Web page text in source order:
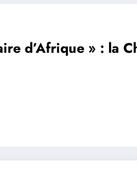
d’Afrique » : la